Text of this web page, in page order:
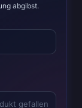
abgibst.